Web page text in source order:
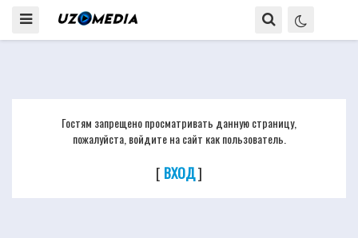
Гостям запрещено просматривать данную страницу,
пожалуйста, войдите на сайт как пользователь.
[ ВХОД]